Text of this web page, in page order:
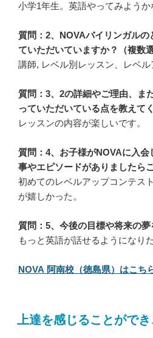
小学1年生。英語やってみようか
質問：2、NOVAバイリンガルの
ていただいていますか？（複数選
講師, レベル別レッスン、レベル
質問：3、2の詳細やご理由、ま
っていただいている点を教えて
レッスンの内容が楽しいです。
質問：4、お子様がNOVAに入
事やエピソードがありましたら
初めてのレベルアップコンテス
が嬉しかった。
質問：5、今後の目標や将来の夢
もっと英語が話せるようになり
NOVA 阿南校（徳島県）はこち
上達を感じることがで